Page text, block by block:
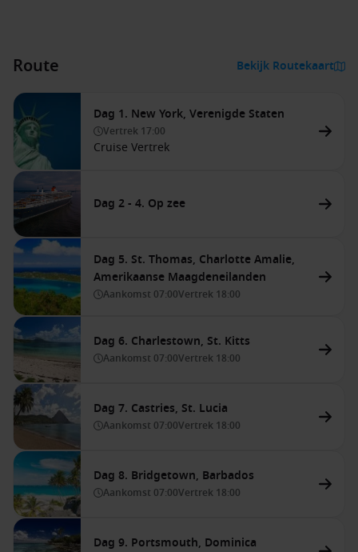
Route Bekijk Routekaart
Dag 1. New York, Verenigde Staten
Vertrek 17:00
Cruise Vertrek
Dag 2 - 4. Op zee
Dag 5. St. Thomas, Charlotte Amalie,
Amerikaanse Maagdeneilanden
Aankomst 07:00Vertrek 18:00
Dag 6. Charlestown, St. Kitts
Aankomst 07:00Vertrek 18:00
Dag 7. Castries, St. Lucia
Aankomst 07:00Vertrek 18:00
Dag 8. Bridgetown, Barbados
Aankomst 07:00Vertrek 18:00
Dag 9. Portsmouth, Dominica